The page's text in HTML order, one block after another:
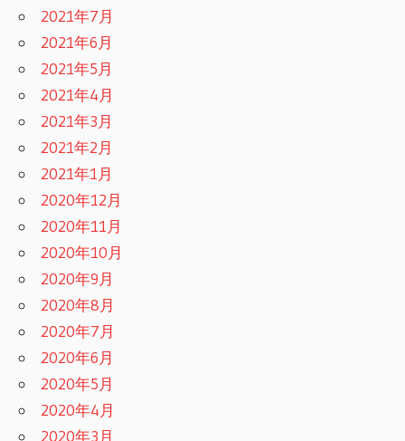
2021年7月
2021年6月
2021年5月
2021年4月
2021年3月
2021年2月
2021年1月
2020年12月
2020年11月
2020年10月
2020年9月
2020年8月
2020年7月
2020年6月
2020年5月
2020年4月
2020年3月